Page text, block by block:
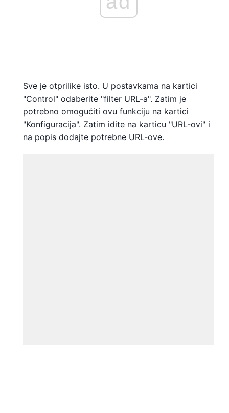
Sve je otprilike isto. U postavkama na kartici
"Control" odaberite "filter URL-a". Zatim je
potrebno omogućiti ovu funkciju na kartici
"Konfiguracija". Zatim idite na karticu "URL-ovi" i
na popis dodajte potrebne URL-ove.